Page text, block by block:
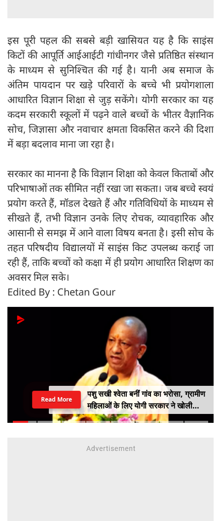
इस पूरी पहल की सबसे बड़ी खासियत यह है कि साइंस
किटों की आपूर्ति आईआईटी गांधीनगर जैसे प्रतिष्ठित संस्थान
के माध्यम से सुनिश्चित की गई है। यानी अब समाज के
अंतिम पायदान पर खड़े परिवारों के बच्चे भी प्रयोगशाला
आधारित विज्ञान शिक्षा से जुड़ सकेंगे। योगी सरकार का यह
कदम सरकारी स्कूलों में पढ़ने वाले बच्चों के भीतर वैज्ञानिक
सोच, जिज्ञासा और नवाचार क्षमता विकसित करने की दिशा
में बड़ा बदलाव माना जा रहा है।
सरकार का मानना है कि विज्ञान शिक्षा को केवल किताबों और
परिभाषाओं तक सीमित नहीं रखा जा सकता। जब बच्चे स्वयं
प्रयोग करते हैं, मॉडल देखते हैं और गतिविधियों के माध्यम से
सीखते हैं, तभी विज्ञान उनके लिए रोचक, व्यावहारिक और
आसानी से समझ में आने वाला विषय बनता है। इसी सोच के
तहत परिषदीय विद्यालयों में साइंस किट उपलब्ध कराई जा
रही हैं, ताकि बच्चों को कक्षा में ही प्रयोग आधारित शिक्षण का
अवसर मिल सके।
Edited By : Chetan Gour
पशु सखी श्वेता बनीं गांव का भरोसा, ग्रामीण
महिलाओं के लिए योगी सरकार ने खोली
आत्मनिर्भरता की राह
Read More